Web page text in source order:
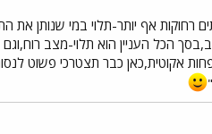
רחוקות אף יותר-תלוי במי שנותן את
הכל העניין הוא תלוי-מצב
אקוטית,כאן כבר תצטרכי פשוט